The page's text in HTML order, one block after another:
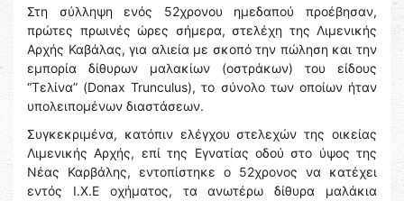
Στη σύλληψη ενός 52χρονου ημεδαπού προέβησαν,
πρώτες πρωινές ώρες σήμερα, στελέχη της Λιμενικής
Αρχής Καβάλας, για αλιεία με σκοπό την πώληση και την
εμπορία δίθυρων μαλακίων (οστράκων) του είδους
“Τελίνα” (Donax Trunculus), το σύνολο των οποίων ήταν
υπολειπομένων διαστάσεων.
Συγκεκριμένα, κατόπιν ελέγχου στελεχών της οικείας
Λιμενικής Αρχής, επί της Εγνατίας οδού στο ύψος της
Νέας Καρβάλης, εντοπίστηκε ο 52χρονος να κατέχει
εντός Ι.Χ.Ε οχήματος, τα ανωτέρω δίθυρα μαλάκια